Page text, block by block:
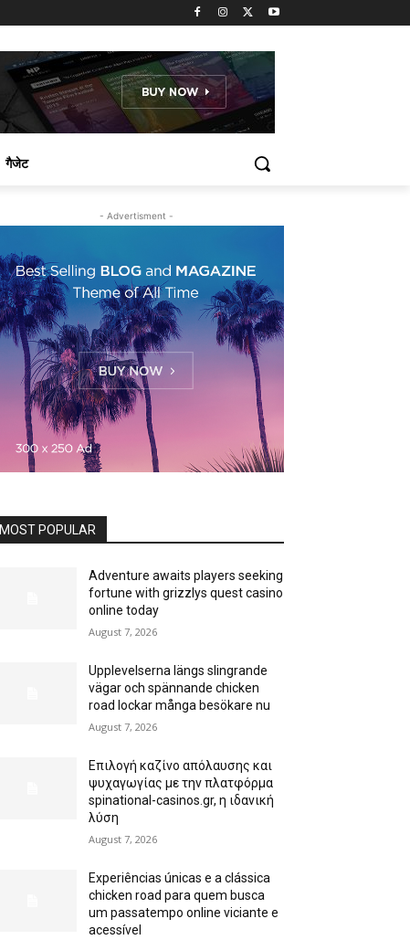
गैजेट
- Advertisment -
MOST POPULAR
Adventure awaits players seeking
fortune with grizzlys quest casino
online today
August 7, 2026
Upplevelserna längs slingrande
vägar och spännande chicken
road lockar många besökare nu
August 7, 2026
Επιλογή καζίνο απόλαυσης και
ψυχαγωγίας με την πλατφόρμα
spinational-casinos.gr, η ιδανική
λύση
August 7, 2026
Experiências únicas e a clássica
chicken road para quem busca
um passatempo online viciante e
acessível